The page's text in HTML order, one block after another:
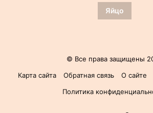
Яйцо
© Все права защищены
Карта сайта
Обратная связь О сайте
Политика